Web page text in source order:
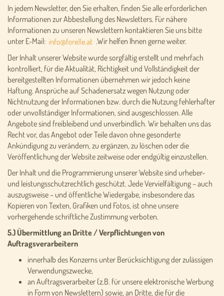
In jedem Newsletter, den Sie erhalten, finden Sie alle erforderlichen
Informationen zur Abbestellung des Newsletters. Für nähere
Informationen zu unseren Newslettern kontaktieren Sie uns bitte
unter E-Mail:
.Wir helfen Ihnen gerne weiter.
Der Inhalt unserer Website wurde sorgfältig erstellt und mehrfach
kontrolliert, für die Aktualität, Richtigkeit und Vollständigkeit der
bereitgestellten Informationen übernehmen wir jedoch keine
Haftung. Ansprüche auf Schadenersatz wegen Nutzung oder
Nichtnutzung der Informationen bzw. durch die Nutzung fehlerhafter
oder unvollständiger Informationen, sind ausgeschlossen. Alle
Angebote sind freibleibend und unverbindlich. Wir behalten uns das
Recht vor, das Angebot oder Teile davon ohne gesonderte
Ankündigung zu verändern, zu ergänzen, zu löschen oder die
Veröffentlichung der Website zeitweise oder endgültig einzustellen.
Der Inhalt und die Programmierung unserer Website sind urheber-
und leistungsschutzrechtlich geschützt. Jede Vervielfältigung – auch
auszugsweise – und öffentliche Wiedergabe, insbesondere das
Kopieren von Texten, Grafiken und Fotos, ist ohne unsere
vorhergehende schriftliche Zustimmung verboten.
5.) Übermittlung an Dritte / Verpflichtungen von
Auftragsverarbeitern
innerhalb des Konzerns unter Berücksichtigung der zulässigen
Verwendungszwecke,
an Auftragsverarbeiter (z.B. für unsere elektronische Werbung
in Form von Newslettern) sowie, an Dritte, die für die